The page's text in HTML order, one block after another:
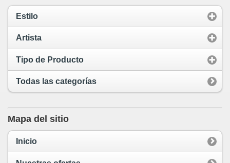
Estilo
Artista
Tipo de Producto
Todas las categorías
Mapa del sitio
Inicio